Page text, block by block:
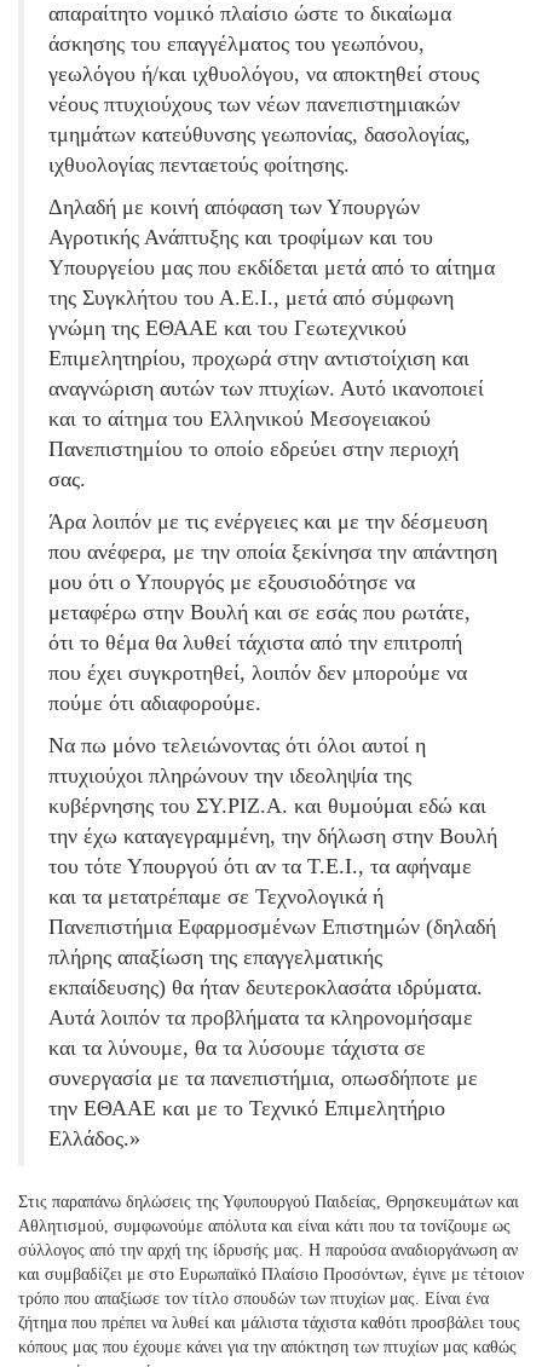
απαραίτητο νομικό πλαίσιο ώστε το δικαίωμα
άσκησης του επαγγέλματος του γεωπόνου,
γεωλόγου ή/και ιχθυολόγου, να αποκτηθεί στους
νέους πτυχιούχους των νέων πανεπιστημιακών
τμημάτων κατεύθυνσης γεωπονίας, δασολογίας,
ιχθυολογίας πενταετούς φοίτησης.
Δηλαδή με κοινή απόφαση των Υπουργών
Αγροτικής Ανάπτυξης και τροφίμων και του
Υπουργείου μας που εκδίδεται μετά από το αίτημα
της Συγκλήτου του Α.Ε.Ι., μετά από σύμφωνη
γνώμη της ΕΘΑΑΕ και του Γεωτεχνικού
Επιμελητηρίου, προχωρά στην αντιστοίχιση και
αναγνώριση αυτών των πτυχίων. Αυτό ικανοποιεί
και το αίτημα του Ελληνικού Μεσογειακού
Πανεπιστημίου το οποίο εδρεύει στην περιοχή
σας.
Άρα λοιπόν με τις ενέργειες και με την δέσμευση
που ανέφερα, με την οποία ξεκίνησα την απάντηση
μου ότι ο Υπουργός με εξουσιοδότησε να
μεταφέρω στην Βουλή και σε εσάς που ρωτάτε,
ότι το θέμα θα λυθεί τάχιστα από την επιτροπή
που έχει συγκροτηθεί, λοιπόν δεν μπορούμε να
πούμε ότι αδιαφορούμε.
Να πω μόνο τελειώνοντας ότι όλοι αυτοί η
πτυχιούχοι πληρώνουν την ιδεοληψία της
κυβέρνησης του ΣΥ.ΡΙΖ.Α. και θυμούμαι εδώ και
την έχω καταγεγραμμένη, την δήλωση στην Βουλή
του τότε Υπουργού ότι αν τα Τ.Ε.Ι., τα αφήναμε
και τα μετατρέπαμε σε Τεχνολογικά ή
Πανεπιστήμια Εφαρμοσμένων Επιστημών (δηλαδή
πλήρης απαξίωση της επαγγελματικής
εκπαίδευσης) θα ήταν δευτεροκλασάτα ιδρύματα.
Αυτά λοιπόν τα προβλήματα τα κληρονομήσαμε
και τα λύνουμε, θα τα λύσουμε τάχιστα σε
συνεργασία με τα πανεπιστήμια, οπωσδήποτε με
την ΕΘΑΑΕ και με το Τεχνικό Επιμελητήριο
Ελλάδος.»
Στις παραπάνω δηλώσεις της Υφυπουργού Παιδείας, Θρησκευμάτων και
Αθλητισμού, συμφωνούμε απόλυτα και είναι κάτι που τα τονίζουμε ως
σύλλογος από την αρχή της ίδρυσής μας. Η παρούσα αναδιοργάνωση αν
και συμβαδίζει με στο Ευρωπαϊκό Πλαίσιο Προσόντων, έγινε με τέτοιον
τρόπο που απαξίωσε τον τίτλο σπουδών των πτυχίων μας. Είναι ένα
ζήτημα που πρέπει να λυθεί και μάλιστα τάχιστα καθότι προσβάλει τους
κόπους μας που έχουμε κάνει για την απόκτηση των πτυχίων μας καθώς